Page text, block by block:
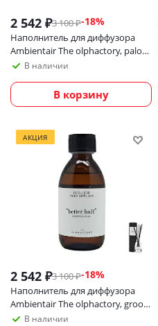
2 542 ₽3 100₽-18%
Наполнитель для диффузора
Ambientair Тhe olphactory, palo
santo, 250 мл
В наличии
В корзину
АКЦИЯ
2 542 ₽3 100₽-18%
Наполнитель для диффузора
Ambientair Тhe olphactory, groom
cologne, 250 мл
В наличии